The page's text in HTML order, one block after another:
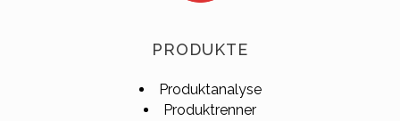
PRODUKTE
Produktanalyse
Produktrenner